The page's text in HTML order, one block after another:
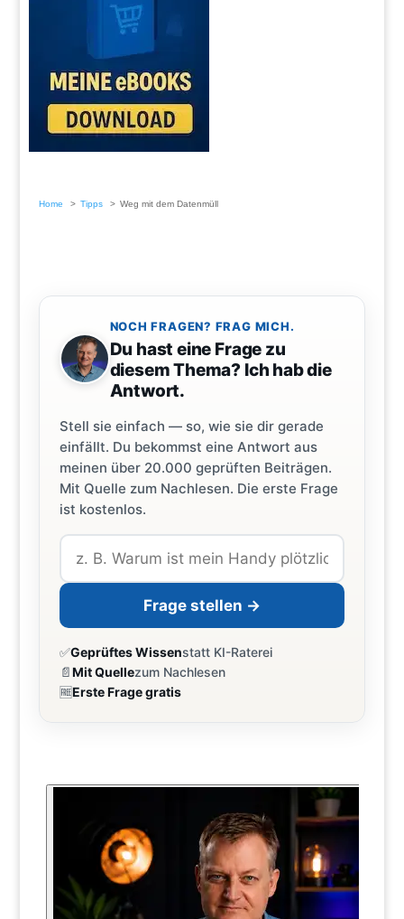
Home Tipps Weg mit dem Datenmüll
NOCH FRAGEN? FRAG MICH.
Du hast eine Frage zu
diesem Thema? Ich hab die
Antwort.
Stell sie einfach — so, wie sie dir gerade
einfällt. Du bekommst eine Antwort aus
meinen über 20.000 geprüften Beiträgen.
Mit Quelle zum Nachlesen. Die erste Frage
ist kostenlos.
Frage stellen →
✅Geprüftes Wissenstatt KI-Raterei
📄Mit Quellezum Nachlesen
🆓Erste Frage gratis